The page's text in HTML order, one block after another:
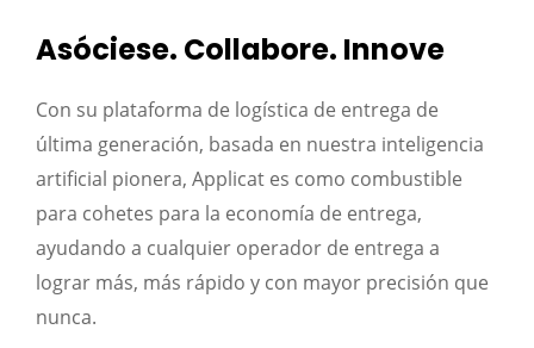
Asóciese. Collabore. Innove
Con su plataforma de logística de entrega de
última generación, basada en nuestra inteligencia
artificial pionera, Applicat es como combustible
para cohetes para la economía de entrega,
ayudando a cualquier operador de entrega a
lograr más, más rápido y con mayor precisión que
nunca.